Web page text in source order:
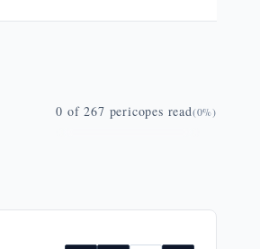
0 of 267 pericopes read(0%)